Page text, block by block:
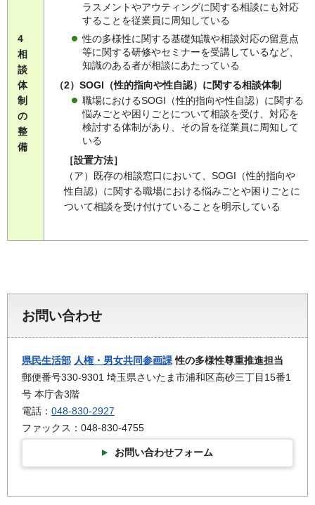
4
相
談
体
制
の
整
備
ラスメントやアウティングに関する相談にも対応
することを従業員に周知している
性の多様性に関する基礎知識や相談対応の留意点
等に関する研修やセミナーを受講しているなど、
知識のある者が相談にあたっている
（2）SOGI（性的指向や性自認）に関する相談体制
職場におけるSOGI（性的指向や性自認）に関する
悩みごとや困りごとについて相談を受け、対応を
検討する体制があり、その旨を従業員に周知して
いる
［設置方法］
（ア）既存の相談窓口において、SOGI（性的指向や
性自認）に関する職場における悩みごとや困りごとに
ついて相談を受け付けていることを明示している
お問い合わせ
県民生活部 人権・男女共同参画課性の多様性尊重推進担当
郵便番号330-9301 埼玉県さいたま市浦和区高砂三丁目15番1
号 本庁舎3階
電話： 048-830-2927
ファックス：048-830-4755
お問い合わせフォーム